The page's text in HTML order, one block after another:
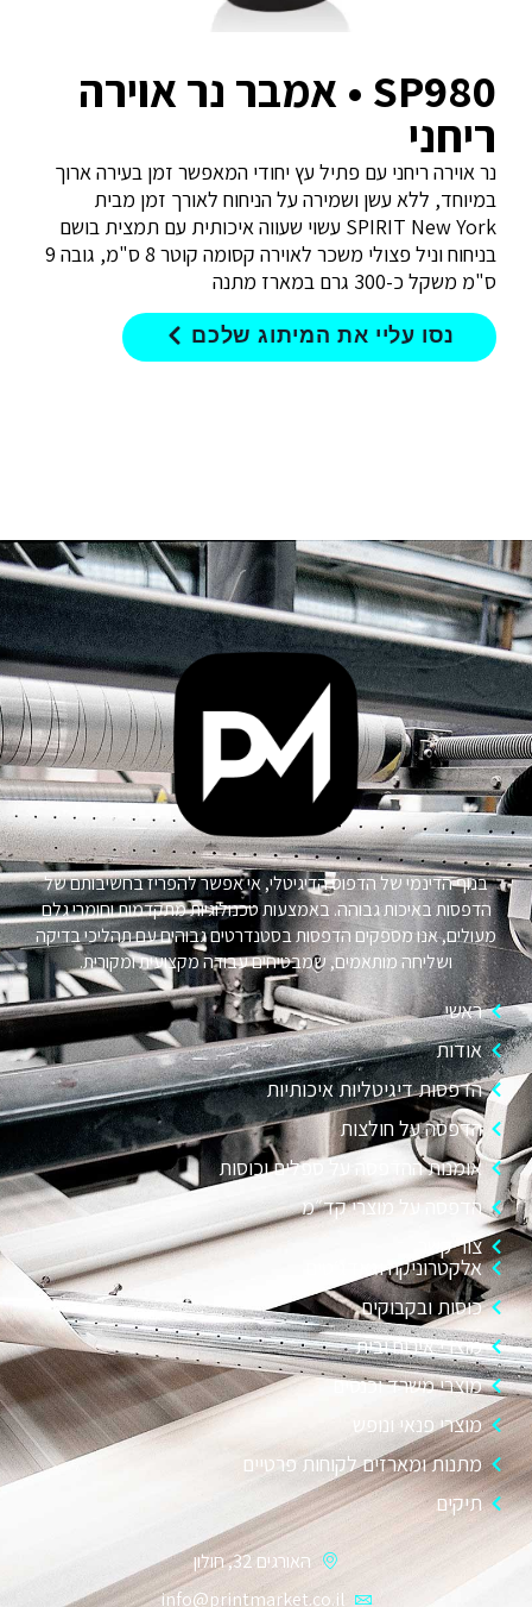
SP980 • אמבר נר אוירה
ריחני
נר אוירה ריחני עם פתיל עץ יחודי המאפשר זמן בעירה ארוך
במיוחד, ללא עשן ושמירה על הניחוח לאורך זמן מבית
SPIRIT New York עשוי שעווה איכותית עם תמצית בושם
בניחוח וניל פצולי משכר לאוירה קסומה קוטר 8 ס"מ, גובה 9
ס"מ משקל כ-300 גרם במארז מתנה
נסו עליי את המיתוג שלכם
בנוף הדינמי של הדפוס הדיגיטלי, אי אפשר להפריז בחשיבותם של
הדפסות באיכות גבוהה. באמצעות טכנולוגיות מתקדמות וחומרי גלם
מעולים, אנו מספקים הדפסות בסטנדרטים גבוהים עם תהליכי בדיקה
ושליחה מותאמים, שמבטיחים עבודה מקצועית ומקורית.
ראשי
אודות
הדפסות דיגיטליות איכותיות
הדפסה על חולצות
אומנות ההדפסה על ספלים וכוסות
הדפסה על מוצרי קד״מ
צור קשר
אלקטרוניקה וגאדג׳טים
כוסות ובקבוקים
מוצרי אירוח ובית
מוצרי משרד וכנסים
מוצרי פנאי ונופש
מתנות ומארזים לקוחות פרטיים
תיקים
האורגים 32, חולון
info@printmarket.co.il